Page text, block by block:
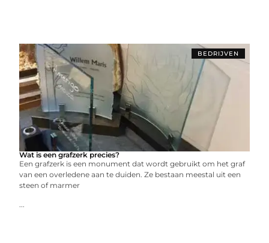
BEDRIJVEN
Wat is een grafzerk precies?
Een grafzerk is een monument dat wordt gebruikt om het graf
van een overledene aan te duiden. Ze bestaan meestal uit een
steen of marmer
...